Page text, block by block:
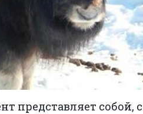
представляет собой,